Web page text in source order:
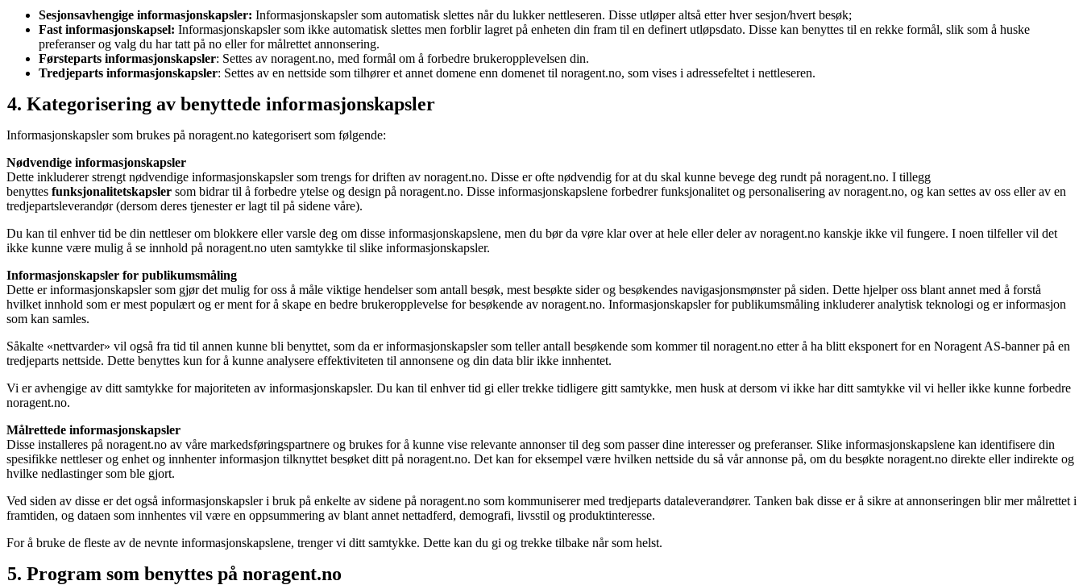
Sesjonsavhengige informasjonskapsler: Informasjonskapsler som automatisk slettes når du lukker nettleseren. Disse utløper altså etter hver sesjon/hvert besøk;
Fast informasjonskapsel: Informasjonskapsler som ikke automatisk slettes men forblir lagret på enheten din fram til en definert utløpsdato. Disse kan benyttes til en rekke formål, slik som å huske
preferanser og valg du har tatt på no eller for målrettet annonsering.
Førsteparts informasjonskapsler: Settes av noragent.no, med formål om å forbedre brukeropplevelsen din.
Tredjeparts informasjonskapsler: Settes av en nettside som tilhører et annet domene enn domenet til noragent.no, som vises i adressefeltet i nettleseren.
Kategorisering av benyttede informasjonskapsler
Informasjonskapsler som brukes på noragent.no kategorisert som følgende:
Nødvendige informasjonskapsler
Dette inkluderer strengt nødvendige informasjonskapsler som trengs for driften av noragent.no. Disse er ofte nødvendig for at du skal kunne bevege deg rundt på noragent.no. I tillegg
benyttes funksjonalitetskapsler som bidrar til å forbedre ytelse og design på noragent.no. Disse informasjonskapslene forbedrer funksjonalitet og personalisering av noragent.no, og kan settes av oss eller av en
tredjepartsleverandør (dersom deres tjenester er lagt til på sidene våre).
Du kan til enhver tid be din nettleser om blokkere eller varsle deg om disse informasjonskapslene, men du bør da vøre klar over at hele eller deler av noragent.no kanskje ikke vil fungere. I noen tilfeller vil det
ikke kunne være mulig å se innhold på noragent.no uten samtykke til slike informasjonskapsler.
Informasjonskapsler for publikumsmåling
Dette er informasjonskapsler som gjør det mulig for oss å måle viktige hendelser som antall besøk, mest besøkte sider og besøkendes navigasjonsmønster på siden. Dette hjelper oss blant annet med å forstå
hvilket innhold som er mest populært og er ment for å skape en bedre brukeropplevelse for besøkende av noragent.no. Informasjonskapsler for publikumsmåling inkluderer analytisk teknologi og er informasjon
som kan samles.
Såkalte «nettvarder» vil også fra tid til annen kunne bli benyttet, som da er informasjonskapsler som teller antall besøkende som kommer til noragent.no etter å ha blitt eksponert for en Noragent AS-banner på en
tredjeparts nettside. Dette benyttes kun for å kunne analysere effektiviteten til annonsene og din data blir ikke innhentet.
Vi er avhengige av ditt samtykke for majoriteten av informasjonskapsler. Du kan til enhver tid gi eller trekke tidligere gitt samtykke, men husk at dersom vi ikke har ditt samtykke vil vi heller ikke kunne forbedre
noragent.no.
Målrettede informasjonskapsler
Disse installeres på noragent.no av våre markedsføringspartnere og brukes for å kunne vise relevante annonser til deg som passer dine interesser og preferanser. Slike informasjonskapslene kan identifisere din
spesifikke nettleser og enhet og innhenter informasjon tilknyttet besøket ditt på noragent.no. Det kan for eksempel være hvilken nettside du så vår annonse på, om du besøkte noragent.no direkte eller indirekte og
hvilke nedlastinger som ble gjort.
Ved siden av disse er det også informasjonskapsler i bruk på enkelte av sidene på noragent.no som kommuniserer med tredjeparts dataleverandører. Tanken bak disse er å sikre at annonseringen blir mer målrettet i
framtiden, og dataen som innhentes vil være en oppsummering av blant annet nettadferd, demografi, livsstil og produktinteresse.
For å bruke de fleste av de nevnte informasjonskapslene, trenger vi ditt samtykke. Dette kan du gi og trekke tilbake når som helst.
Program som benyttes på noragent.no